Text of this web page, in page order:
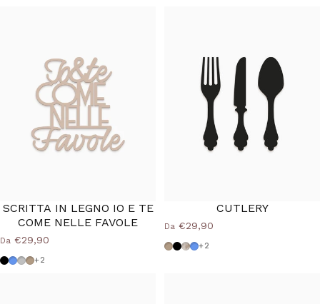
SCRITTA IN LEGNO IO E TE
COME NELLE FAVOLE
Da €29,90
Nero
Azzurro Polvere
Grigio Medio
Tortora
+2
CUTLERY
Da €29,90
Tortora
Nero
Shabby
Azzurro Polvere
+2